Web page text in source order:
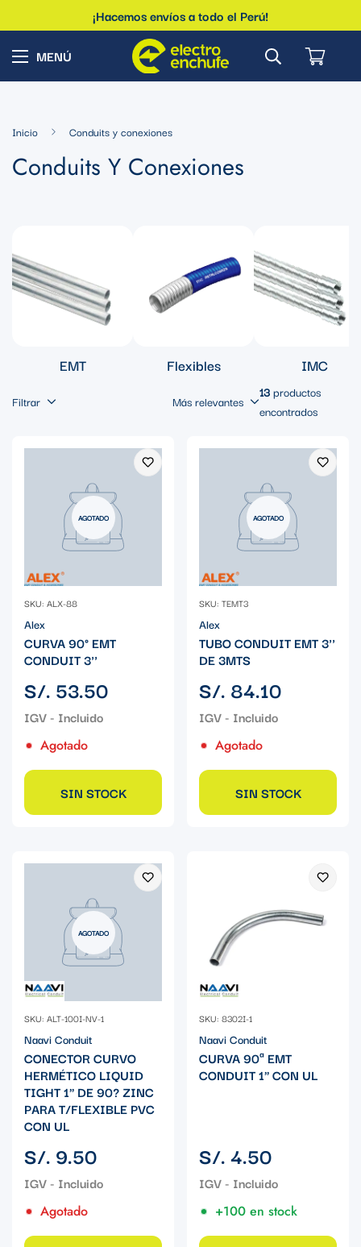
¡Hacemos envíos a todo el Perú!
Inicio Conduits y conexiones
Conduits Y Conexiones
EMT Flexibles IMC
Filtrar Más relevantes
13productos
encontrados
AGOTADO
SKU: ALX-88
Alex
CURVA 90° EMT
CONDUIT 3''
Precio
regular
S/. 53.50
Agotado
SIN STOCK
AGOTADO
SKU: TEMT3
Alex
TUBO CONDUIT EMT 3''
DE 3MTS
Precio
regular
S/. 84.10
Agotado
SIN STOCK
AGOTADO
SKU: ALT-100I-NV-1
Naavi Conduit
CONECTOR CURVO
HERMÉTICO LIQUID
TIGHT 1" DE 90? ZINC
PARA T/FLEXIBLE PVC
CON UL
Precio
regular
S/. 9.50
Agotado
SKU: 8302I-1
Naavi Conduit
CURVA 90ª EMT
CONDUIT 1" CON UL
Precio
regular
S/. 4.50
+100 en stock